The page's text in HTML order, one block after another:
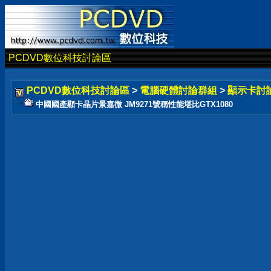
PCDVD數位科技討論區
PCDVD數位科技討論區 > 電腦硬體討論群組 > 顯示卡討
中國國產顯卡晶片景嘉微 JM9271號稱性能堪比GTX1080